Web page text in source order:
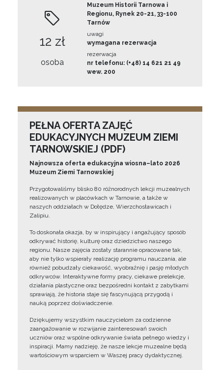
12 zł
osoba
Muzeum Historii Tarnowa i
Regionu, Rynek 20-21, 33-100
Tarnów
uwagi
wymagana rezerwacja
rezerwacja
nr telefonu: (+48) 14 621 21 49
wew. 200
PEŁNA OFERTA ZAJĘĆ
EDUKACYJNYCH MUZEUM ZIEMI
TARNOWSKIEJ (PDF)
Najnowsza oferta edukacyjna wiosna–lato 2026
Muzeum Ziemi Tarnowskiej
Przygotowaliśmy blisko 80 różnorodnych lekcji muzealnych
realizowanych w placówkach w Tarnowie, a także w
naszych oddziałach w Dołędze, Wierzchosławicach i
Zalipiu.
To doskonała okazja, by w inspirujący i angażujący sposób
odkrywać historię, kulturę oraz dziedzictwo naszego
regionu. Nasze zajęcia zostały starannie opracowane tak,
aby nie tylko wspierały realizację programu nauczania, ale
również pobudzały ciekawość, wyobraźnię i pasję młodych
odkrywców. Interaktywne formy pracy, ciekawe prelekcje,
działania plastyczne oraz bezpośredni kontakt z zabytkami
sprawiają, że historia staje się fascynującą przygodą i
nauką poprzez doświadczenie.
Dziękujemy wszystkim nauczycielom za codzienne
zaangażowanie w rozwijanie zainteresowań swoich
uczniów oraz wspólne odkrywanie świata pełnego wiedzy i
inspiracji. Mamy nadzieję, że nasze lekcje muzealne będą
wartościowym wsparciem w Waszej pracy dydaktycznej.